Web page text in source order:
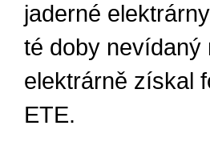
jaderné
té doby nevídaný
elektrárně získal
ETE.